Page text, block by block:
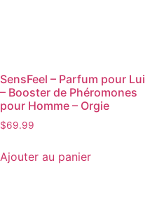
SensFeel – Parfum pour Lui
– Booster de Phéromones
pour Homme – Orgie
$69.99
Ajouter au panier